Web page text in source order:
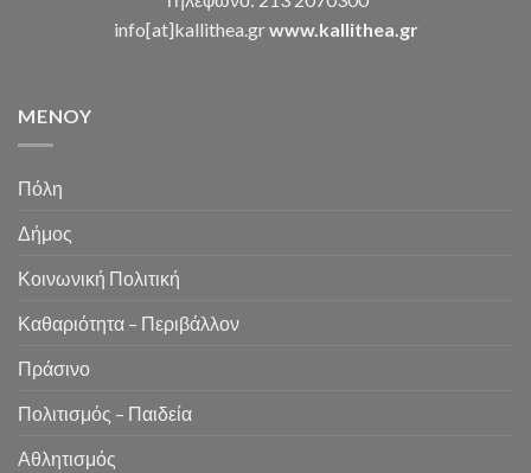
info[at]kallithea.grwww.kallithea.gr
MENOY
Πόλη
Δήμος
Κοινωνική Πολιτική
Καθαριότητα – Περιβάλλον
Πράσινο
Πολιτισμός – Παιδεία
Αθλητισμός